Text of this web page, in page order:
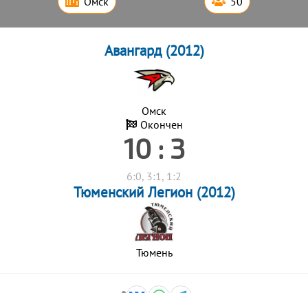
Авангард (2012)
Омск
Окончен
10 : 3
6:0, 3:1, 1:2
Тюменский Легион (2012)
Тюмень